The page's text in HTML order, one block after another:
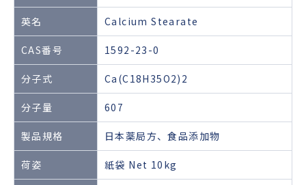
英名 Calcium Stearate
CAS番号 1592-23-0
分子式 Ca(C18H35O2)2
分子量 607
製品規格 日本薬局方、食品添加物
荷姿 紙袋 Net 10kg